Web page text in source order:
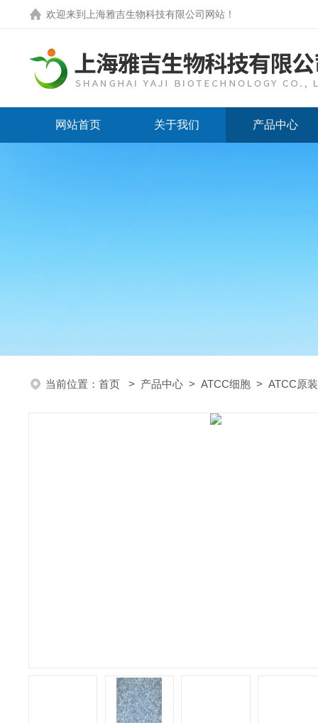
欢迎来到 上海雅吉生物科技有限公司网站 ！
网站首页 关于我们 产品中心
当前位置： 首页 > 产品中心 > ATCC细胞 > ATCC原